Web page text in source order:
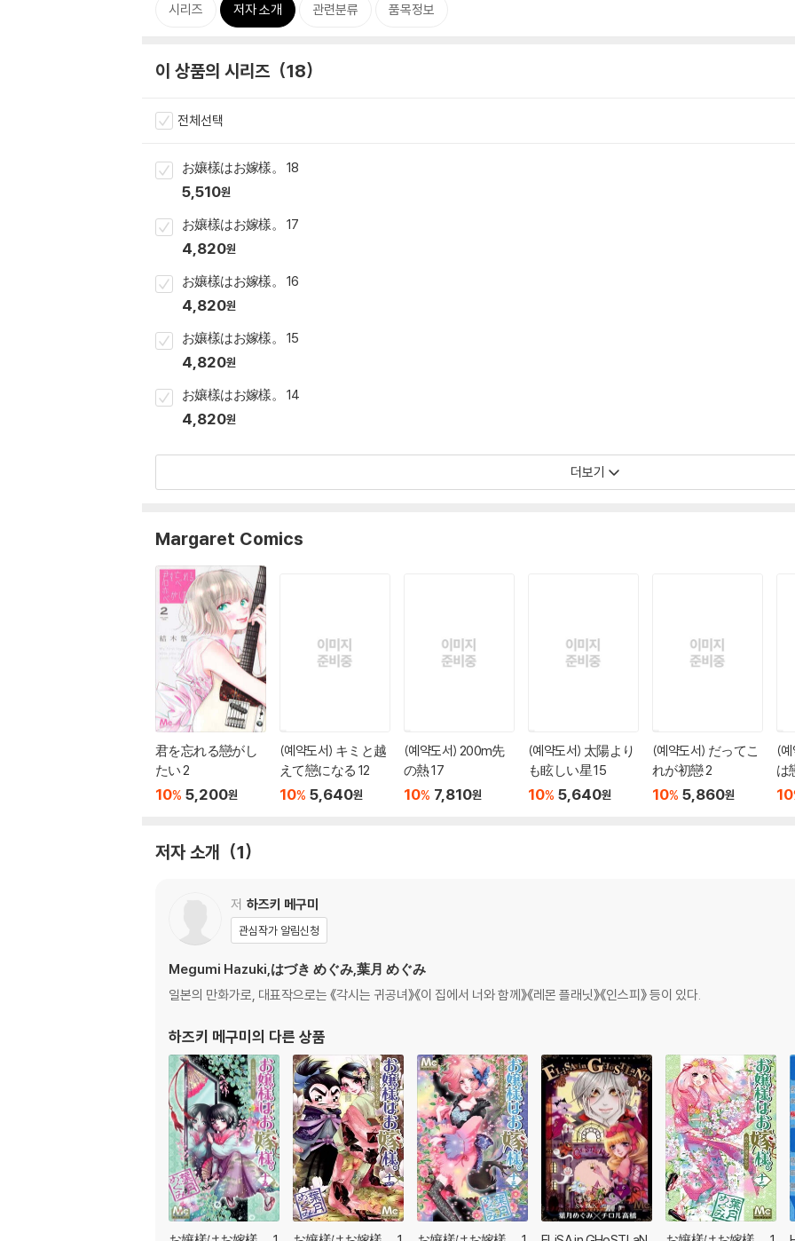
시리즈 저자 소개 관련분류 품목정보
이 상품의 시리즈 18
전체선택
お孃樣はお嫁樣。 18
5,510원
お孃樣はお嫁樣。 17
4,820원
お孃樣はお嫁樣。 16
4,820원
お孃樣はお嫁樣。 15
4,820원
お孃樣はお嫁樣。 14
4,820원
더보기
Margaret Comics
君を忘れる戀がし
たい 2
10% 5,200원
(예약도서) キミと越
えて戀になる 12
10% 5,640원
(예약도서) 200m先
の熱 17
10% 7,810원
(예약도서) 太陽より
も眩しい星 15
10% 5,640원
(예약도서) だってこ
れが初戀 2
10% 5,860원
(
は
10
저자 소개 1
저 하즈키 메구미
관심작가 알림신청
Megumi Hazuki,はづき めぐみ,葉月 めぐみ
일본의 만화가로, 대표작으로는 《각시는 귀공녀》《이 집에서 너와 함께》《레몬 플래닛》《인스피》 등이 있다.
하즈키 메구미 의 다른 상품